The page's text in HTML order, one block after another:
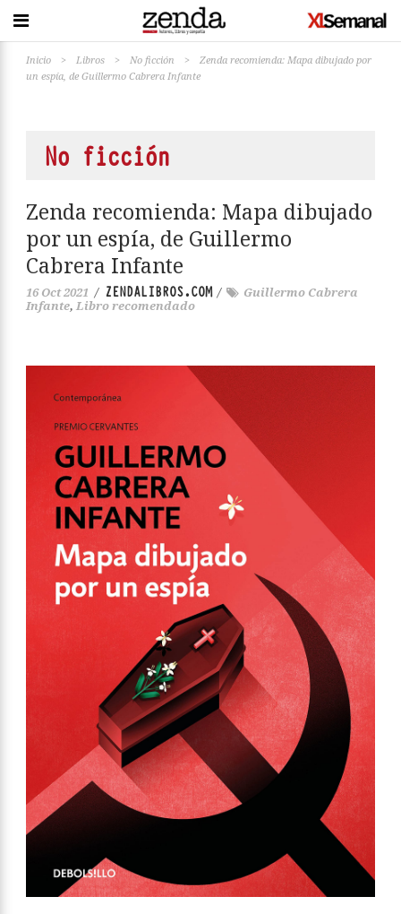
Inicio > Libros > No ficción >
Zenda recomienda: Mapa dibujado por
un espía, de Guillermo Cabrera Infante
No ficción
Zenda recomienda: Mapa dibujado
por un espía, de Guillermo
Cabrera Infante
16 Oct 2021 / ZENDALIBROS.COM/
Guillermo Cabrera
Infante, Libro recomendado